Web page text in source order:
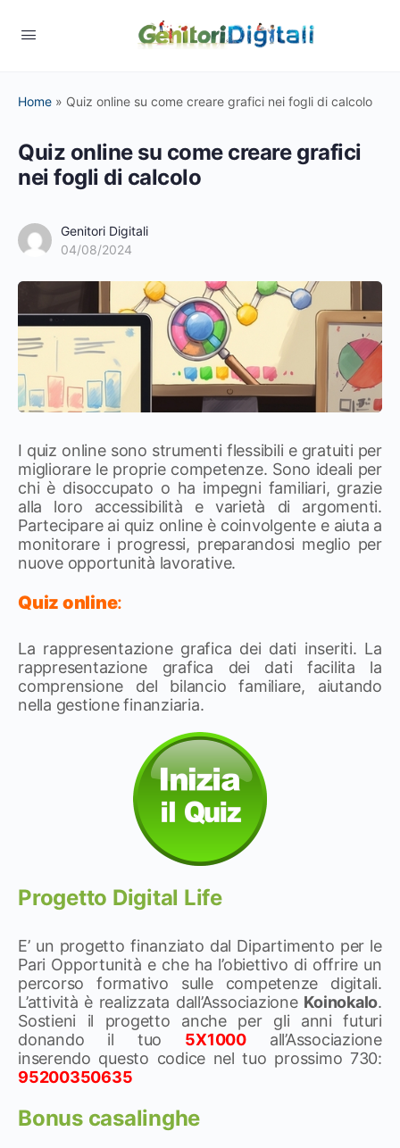
Home » Quiz online su come creare grafici nei fogli di calcolo
Quiz online su come creare grafici
nei fogli di calcolo
Genitori Digitali
04/08/2024
I quiz online sono strumenti flessibili e gratuiti per
migliorare le proprie competenze. Sono ideali per
chi è disoccupato o ha impegni familiari, grazie
alla loro accessibilità e varietà di argomenti.
Partecipare ai quiz online è coinvolgente e aiuta a
monitorare i progressi, preparandosi meglio per
nuove opportunità lavorative.
Quiz online:
La rappresentazione grafica dei dati inseriti. La
rappresentazione grafica dei dati facilita la
comprensione del bilancio familiare, aiutando
nella gestione finanziaria.
Progetto Digital Life
E’ un progetto finanziato dal Dipartimento per le
Pari Opportunità e che ha l’obiettivo di offrire un
percorso formativo sulle competenze digitali.
L’attività è realizzata dall’Associazione Koinokalo.
Sostieni il progetto anche per gli anni futuri
donando il tuo 5X1000
all’Associazione
inserendo questo codice nel tuo prossimo 730:
95200350635
Bonus casalinghe